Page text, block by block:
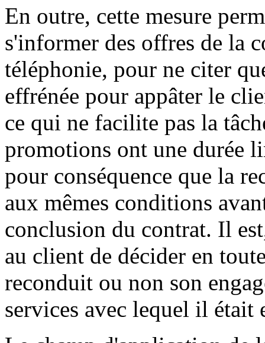
En outre, cette mesure
s'informer des offres de la
téléphonie, pour ne citer
effrénée pour appâter le
ce qui ne facilite pas la
promotions ont une durée
pour conséquence que la
aux mêmes conditions
conclusion du contrat. Il
au client de décider en
reconduit ou non son
services avec lequel il était